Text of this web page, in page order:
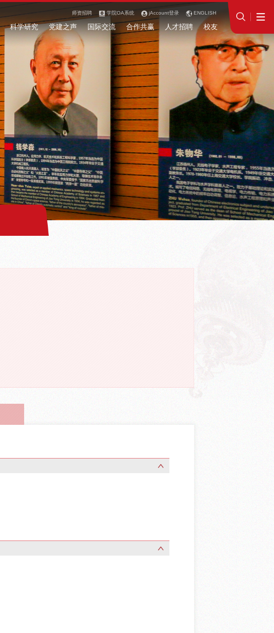
师资招聘 学院OA系统 jAccount登录 ENGLISH
科学研究 党建之声 国际交流 合作共赢 人才招聘 校友